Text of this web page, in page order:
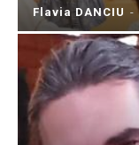
Flavia DANCIU -